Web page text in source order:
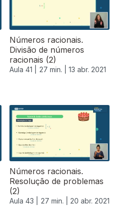
Números racionais.
Divisão de números
racionais (2)
Aula 41 | 27 min. | 13 abr. 2021
Números racionais.
Resolução de problemas
(2)
Aula 43 | 27 min. | 20 abr. 2021